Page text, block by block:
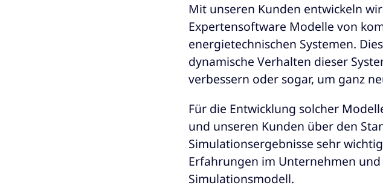
Mit unseren Kunden entwickeln
Expertensoftware Modelle von
energietechnischen Systemen.
dynamische Verhalten dieser
verbessern oder sogar, um ganz
Für die Entwicklung solcher
und unseren Kunden über den
Simulationsergebnisse sehr
Erfahrungen im Unternehmen
Simulationsmodell.